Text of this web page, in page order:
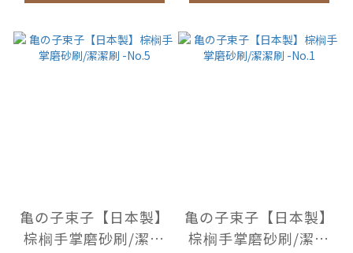
亀の子束子【日本製】
棕榈手掌磨砂刷/潔潔
亀の子束子【日本製】
棕榈手掌磨砂刷/潔潔